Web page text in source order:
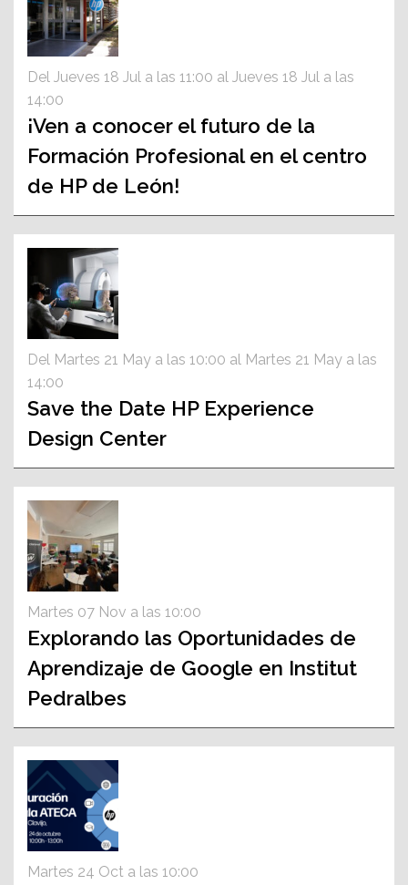
Del Jueves 18 Jul a las 11:00 al Jueves 18 Jul a las
14:00
¡Ven a conocer el futuro de la
Formación Profesional en el centro
de HP de León!
Del Martes 21 May a las 10:00 al Martes 21 May a las
14:00
Save the Date HP Experience
Design Center
Martes 07 Nov a las 10:00
Explorando las Oportunidades de
Aprendizaje de Google en Institut
Pedralbes
Martes 24 Oct a las 10:00